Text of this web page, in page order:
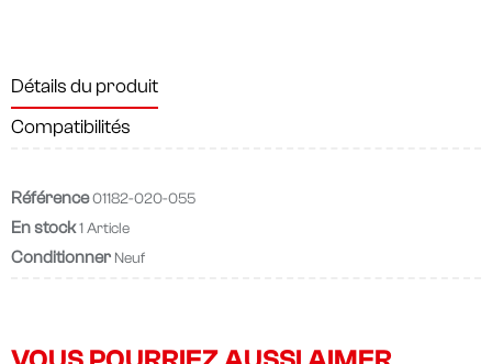
Détails du produit
Compatibilités
Référence01182-020-055
En stock1 Article
Conditionner Neuf